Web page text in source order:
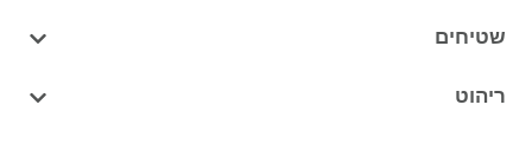
שטיחים
ריהוט